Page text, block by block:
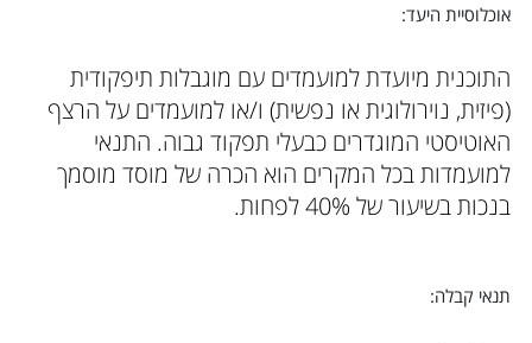
אוכלוסיית היעד:
התוכנית מיועדת למועמדים עם מוגבלות תיפקודית
(פיזית, נוירולוגית או נפשית) ו/או למועמדים על הרצף
האוטיסטי המוגדרים כבעלי תפקוד גבוה. התנאי
למועמדות בכל המקרים הוא הכרה של מוסד מוסמך
בנכות בשיעור של 40% לפחות.
תנאי קבלה: